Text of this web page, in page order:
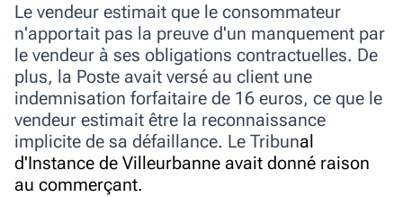
Le vendeur estimait que le consommateur
n'apportait pas la preuve d'un manquement par
le vendeur à ses obligations contractuelles. De
plus, la Poste avait versé au client une
indemnisation forfaitaire de 16 euros, ce que le
vendeur estimait être la reconnaissance
implicite de sa défaillance. Le Tribunal
d'Instance de Villeurbanne avait donné raison
au commerçant.